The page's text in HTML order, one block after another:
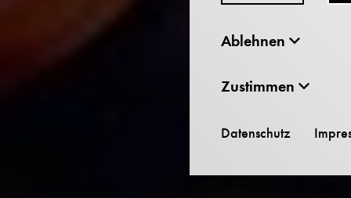
Ablehnen
Zustimmen
Datenschutz